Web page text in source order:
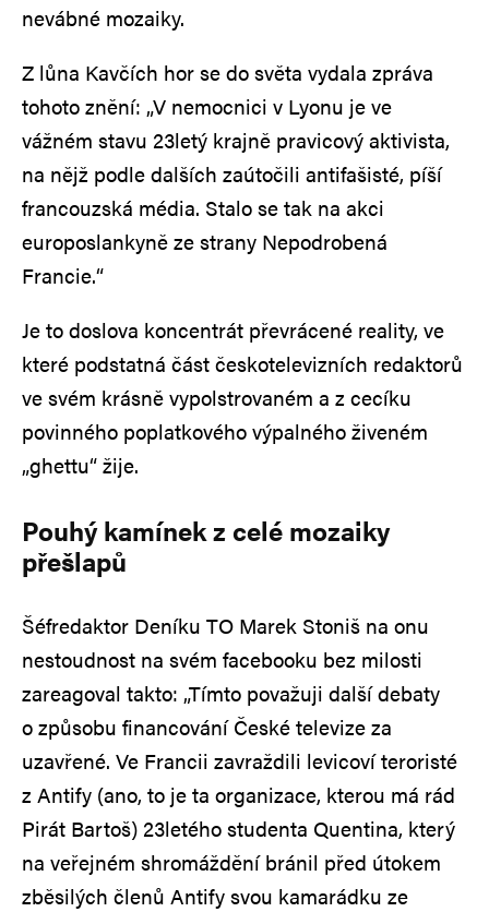
nevábné mozaiky.
Z lůna Kavčích hor se do světa vydala zpráva
tohoto znění: „V nemocnici v Lyonu je ve
vážném stavu 23letý krajně pravicový aktivista,
na nějž podle dalších zaútočili antifašisté, píší
francouzská média. Stalo se tak na akci
europoslankyně ze strany Nepodrobená
Francie.“
Je to doslova koncentrát převrácené reality, ve
které podstatná část českotelevizních redaktorů
ve svém krásně vypolstrovaném a z cecíku
povinného poplatkového výpalného živeném
„ghettu“ žije.
Pouhý kamínek z celé mozaiky
přešlapů
Šéfredaktor Deníku TO Marek Stoniš na onu
nestoudnost na svém facebooku bez milosti
zareagoval takto: „Tímto považuji další debaty
o způsobu financování České televize za
uzavřené. Ve Francii zavraždili levicoví teroristé
z Antify (ano, to je ta organizace, kterou má rád
Pirát Bartoš) 23letého studenta Quentina, který
na veřejném shromáždění bránil před útokem
zběsilých členů Antify svou kamarádku ze